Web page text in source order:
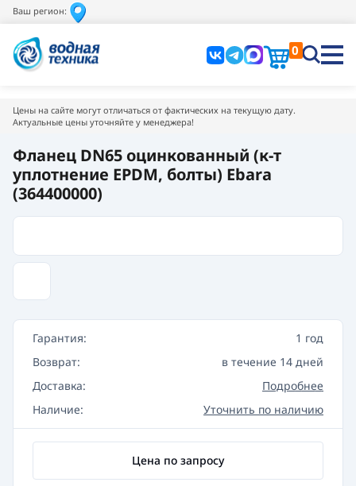
Ваш регион:
0
Цены на сайте могут отличаться от фактических на текущую дату.
Актуальные цены уточняйте у менеджера!
Фланец DN65 оцинкованный (к-т
уплотнение EPDM, болты) Ebara
(364400000)
Гарантия:
1 год
Возврат:
в течение 14 дней
Доставка:
Подробнее
Наличие:
Уточнить по наличию
Цена по запросу